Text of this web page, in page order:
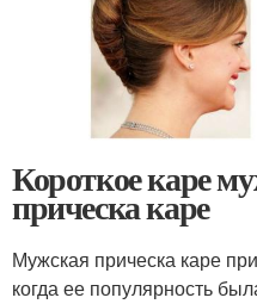
Короткое каре
прическа каре
Мужская прическа каре
когда ее популярность